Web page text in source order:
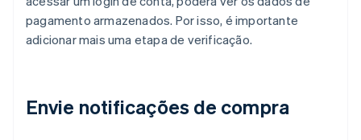
pagamento armazenados. Por isso, é importante
adicionar mais uma etapa de verificação.
Envie notificações de compra